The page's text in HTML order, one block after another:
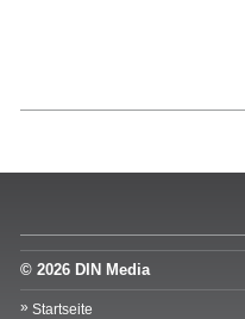
© 2026 DIN Media
Startseite